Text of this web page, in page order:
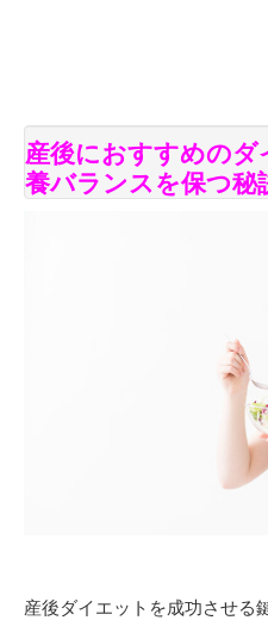
産後におすすめのダ
養バランスを保つ秘
産後ダイエットを成功させる